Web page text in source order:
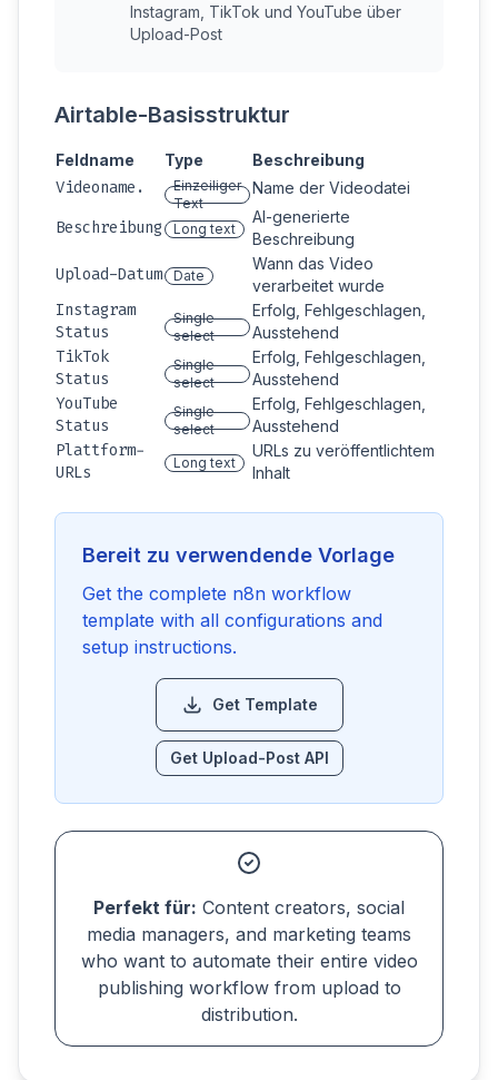
Instagram, TikTok und YouTube über
Upload-Post
Airtable-Basisstruktur
Feldname Type Beschreibung
Videoname.
Einzeiliger
Text
Name der Videodatei
Beschreibung Long text
AI-generierte
Beschreibung
Upload-Datum Date
Wann das Video
verarbeitet wurde
Instagram
Status
Single
select
Erfolg, Fehlgeschlagen,
Ausstehend
TikTok
Status
Single
select
Erfolg, Fehlgeschlagen,
Ausstehend
YouTube
Status
Single
select
Erfolg, Fehlgeschlagen,
Ausstehend
Plattform-
URLs
Long text
URLs zu veröffentlichtem
Inhalt
Bereit zu verwendende Vorlage
Get the complete n8n workflow
template with all configurations and
setup instructions.
Get Template
Get Upload-Post API
Perfekt für: Content creators, social
media managers, and marketing teams
who want to automate their entire video
publishing workflow from upload to
distribution.